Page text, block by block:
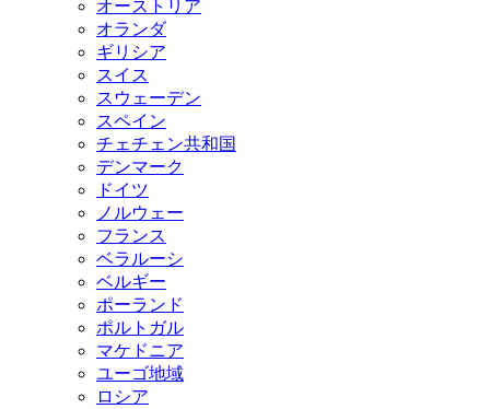
オーストリア
オランダ
ギリシア
スイス
スウェーデン
スペイン
チェチェン共和国
デンマーク
ドイツ
ノルウェー
フランス
ベラルーシ
ベルギー
ポーランド
ポルトガル
マケドニア
ユーゴ地域
ロシア